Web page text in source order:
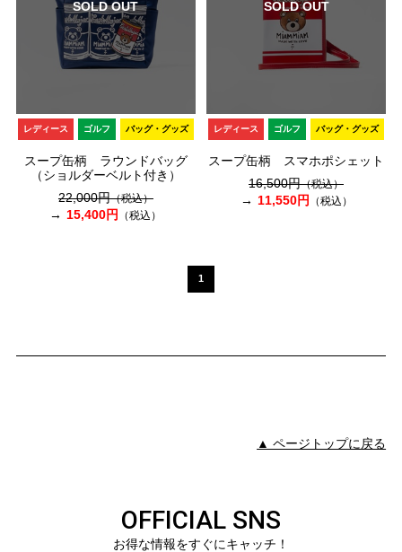
SOLD OUT
レディース ゴルフ バッグ・グッズ
スープ缶柄 ラウンドバッグ
（ショルダーベルト付き）
22,000円（税込）
15,400円 （税込）
SOLD OUT
レディース ゴルフ バッグ・グッズ
スープ缶柄 スマホポシェット
16,500円（税込）
11,550円 （税込）
1
▲ ページトップに戻る
OFFICIAL SNS
お得な情報をすぐにキャッチ！